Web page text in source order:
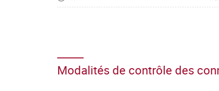
Modalités de contrôle des